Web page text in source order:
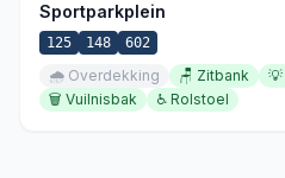
Sportparkplein
125 148 602
🌧️ Overdekking 🪑 Zitbank 💡
🗑️ Vuilnisbak ♿ Rolstoel